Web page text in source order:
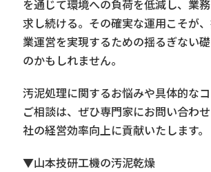
を通じて環境への負荷を低減し、業
求し続ける。その確実な運用こそが
業運営を実現するための揺るぎない
のかもしれません。
汚泥処理に関するお悩みや具体的な
ご相談は、ぜひ専門家にお問い合わ
社の経営効率向上に貢献いたします。
▼山本技研工機の汚泥乾燥